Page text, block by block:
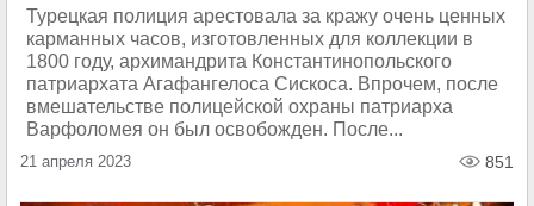
Турецкая полиция арестовала за кражу очень ценных
карманных часов, изготовленных для коллекции в
1800 году, архимандрита Константинопольского
патриархата Агафангелоса Сискоса. Впрочем, после
вмешательстве полицейской охраны патриарха
Варфоломея он был освобожден. После...
21 апреля 2023 851